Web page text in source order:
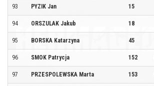
93 PYZIK Jan 15
94 ORSZULAK Jakub 18
95 BORSKA Katarzyna 45
96 SMOK Patrycja 152
97 PRZESPOLEWSKA Marta 153